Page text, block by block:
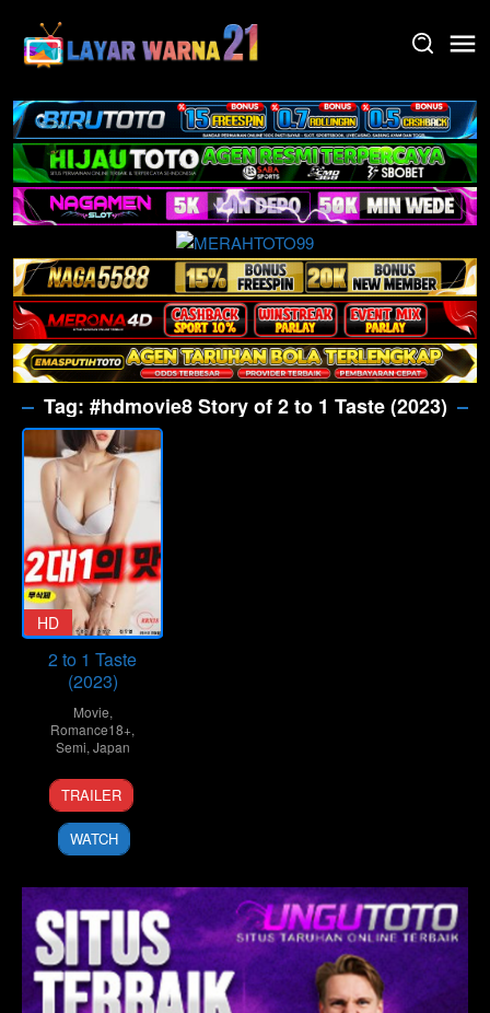
content
Tag: #hdmovie8 Story of 2 to 1 Taste (2023)
HD
2 to 1 Taste
(2023)
Movie,
Romance18+,
Semi, Japan
TRAILER
WATCH